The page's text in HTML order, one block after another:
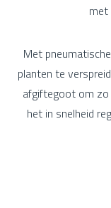
met
Met
planten te
afgiftegoot om zo
het in snelheid